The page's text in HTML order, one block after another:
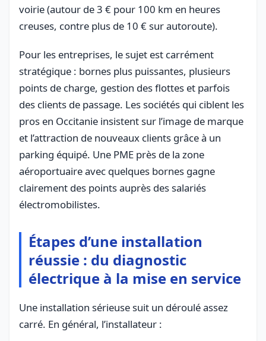
voirie (autour de 3 € pour 100 km en heures
creuses, contre plus de 10 € sur autoroute).
Pour les entreprises, le sujet est carrément
stratégique : bornes plus puissantes, plusieurs
points de charge, gestion des flottes et parfois
des clients de passage. Les sociétés qui ciblent les
pros en Occitanie insistent sur l’image de marque
et l’attraction de nouveaux clients grâce à un
parking équipé. Une PME près de la zone
aéroportuaire avec quelques bornes gagne
clairement des points auprès des salariés
électromobilistes.
Étapes d’une installation
réussie : du diagnostic
électrique à la mise en service
Une installation sérieuse suit un déroulé assez
carré. En général, l’installateur :